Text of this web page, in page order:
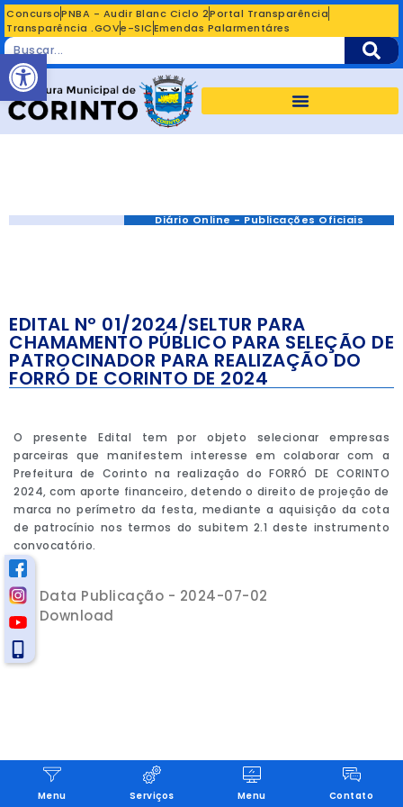
ConcursoPNBA - Audir Blanc Ciclo 2Portal Transparência
Transparência .GOVe-SICEmendas Palarmentáres
Diário Online - Publicações Oficiais
EDITAL Nº 01/2024/SELTUR PARA
CHAMAMENTO PÚBLICO PARA SELEÇÃO DE
PATROCINADOR PARA REALIZAÇÃO DO
FORRÓ DE CORINTO DE 2024
O presente Edital tem por objeto selecionar empresas
parceiras que manifestem interesse em colaborar com a
Prefeitura de Corinto na realização do FORRÓ DE CORINTO
2024, com aporte financeiro, detendo o direito de projeção de
marca no perímetro da festa, mediante a aquisição da cota
de patrocínio nos termos do subitem 2.1 deste instrumento
convocatório.
Data Publicação - 2024-07-02
Download
Menu Serviços Menu Contato
Abrir a barra de ferramentas